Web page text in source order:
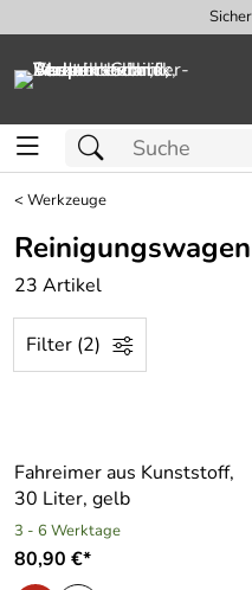
<Werkzeuge
Reinigungswagen
23 Artikel
Filter (2)
Fahreimer aus Kunststoff,
30 Liter, gelb
3 - 6 Werktage
80,90 €*